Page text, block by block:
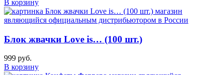
В корзину
Блок жвачки Love is… (100 шт.)
999 руб.
В корзину